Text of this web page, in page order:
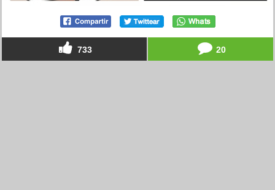
733 20